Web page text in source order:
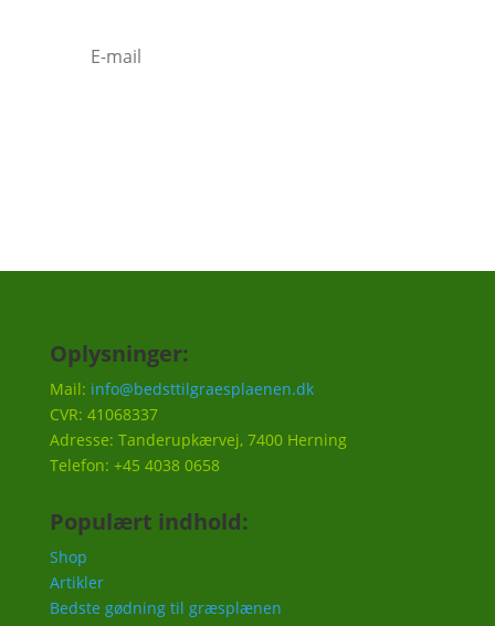
Oplysninger:
Mail: info@bedsttilgraesplaenen.dk
CVR: 41068337
Adresse: Tanderupkærvej, 7400 Herning
Telefon: +45 4038 0658
Populært indhold:
Shop
Artikler
Bedste gødning til græsplænen